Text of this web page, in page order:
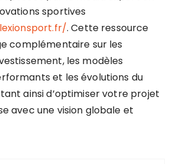
sportives
. Cette ressource
complémentaire sur les
les modèles
et les évolutions du
ainsi d’optimiser votre projet
avec une vision globale et